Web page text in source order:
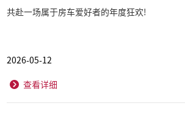
共赴一场属于房车爱好者的年度狂欢!
2026-05-12
查看详细